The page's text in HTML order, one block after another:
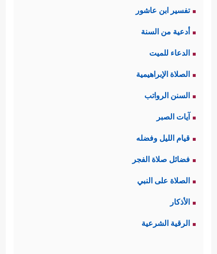
تفسير ابن عاشور
أدعية من السنة
الدعاء للميت
الصلاة الإبراهيمية
السنن الرواتب
آيات الصبر
قيام الليل وفضله
فضائل صلاة الفجر
الصلاة على النبي
الأذكار
الرقية الشرعية